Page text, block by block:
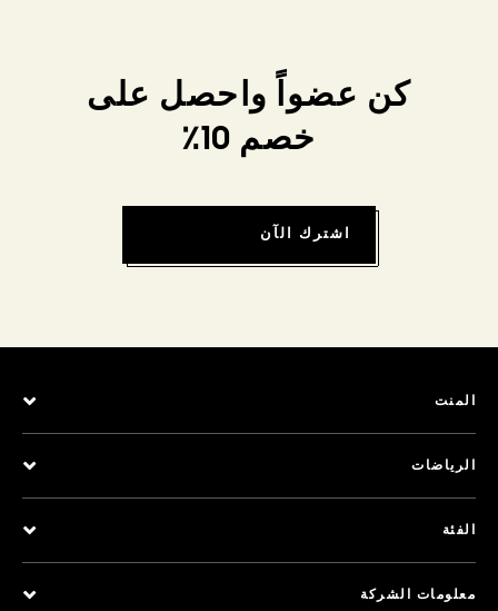
كن عضواً واحصل على
خصم 10٪
اشترك الآن
المنت
الرياضات
الفئة
معلومات الشركة